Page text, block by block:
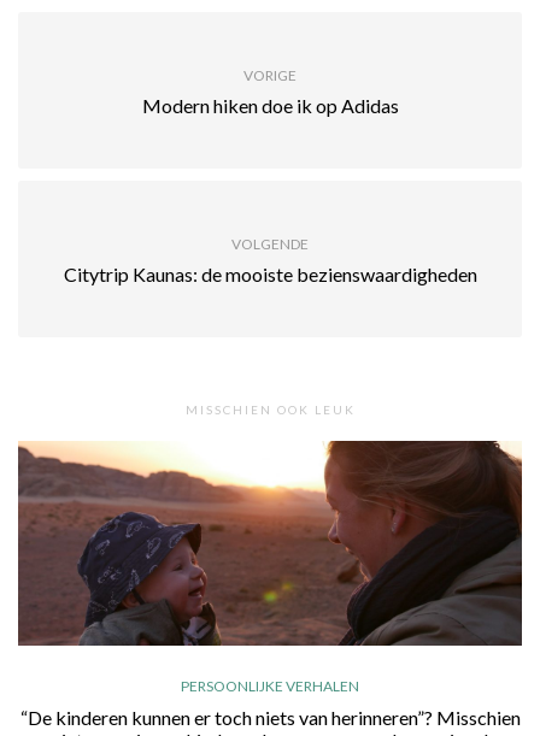
VORIGE
Modern hiken doe ik op Adidas
VOLGENDE
Citytrip Kaunas: de mooiste bezienswaardigheden
MISSCHIEN OOK LEUK
PERSOONLIJKE VERHALEN
“De kinderen kunnen er toch niets van herinneren”? Misschien